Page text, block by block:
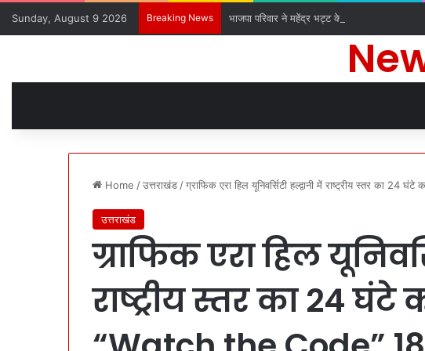
Sunday, August 9 2026 Breaking News भाजपा परिवार ने महेंद्र भट्ट के दीर्घायु जीवन की
Home /उत्तराखंड /ग्राफिक एरा हिल यूनिवर्सिटी हल्द्वानी में राष्ट्रीय स्तर का
उत्तराखंड
ग्राफिक एरा हिल
राष्ट्रीय स्तर का 24